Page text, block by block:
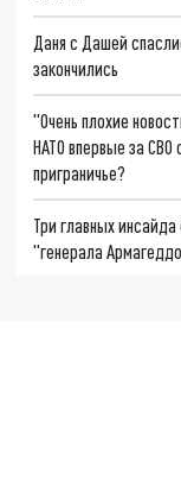
Даня с Дашей
закончились
"Очень плохие
НАТО впервые за СВО
приграничье?
Три главных
"генерала